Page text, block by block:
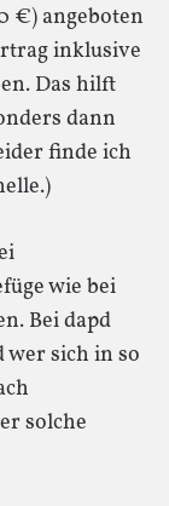
€) angeboten
inklusive
Das hilft
dann
finde ich
wie bei
Bei dapd
wer sich in so
solche